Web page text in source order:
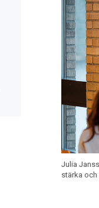
Julia
stärka och